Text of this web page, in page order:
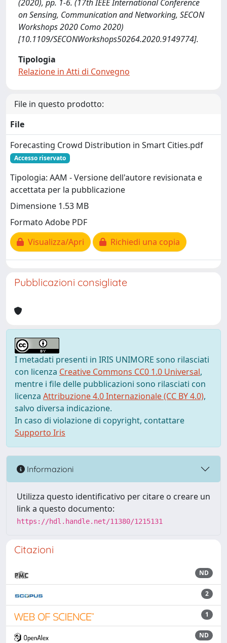
(2020), pp. 1-6. (17th IEEE International Conference
on Sensing, Communication and Networking, SECON
Workshops 2020 Como 2020)
[10.1109/SECONWorkshops50264.2020.9149774].
Tipologia
Relazione in Atti di Convegno
File in questo prodotto:
File
Forecasting Crowd Distribution in Smart Cities.pdf
Accesso riservato
Tipologia: AAM - Versione dell'autore revisionata e
accettata per la pubblicazione
Dimensione 1.53 MB
Formato Adobe PDF
Visualizza/Apri
Richiedi una copia
Pubblicazioni consigliate
I metadati presenti in IRIS UNIMORE sono rilasciati
con licenza Creative Commons CC0 1.0 Universal,
mentre i file delle pubblicazioni sono rilasciati con
licenza Attribuzione 4.0 Internazionale (CC BY 4.0),
salvo diversa indicazione.
In caso di violazione di copyright, contattare
Supporto Iris
Informazioni
Utilizza questo identificativo per citare o creare un
link a questo documento:
https://hdl.handle.net/11380/1215131
Citazioni
ND
2
1
ND